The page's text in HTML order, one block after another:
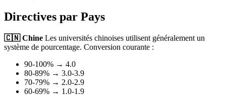
Directives par Pays
🇨🇳 Chine Les universités chinoises utilisent généralement un
système de pourcentage. Conversion courante :
90-100% → 4.0
80-89% → 3.0-3.9
70-79% → 2.0-2.9
60-69% → 1.0-1.9